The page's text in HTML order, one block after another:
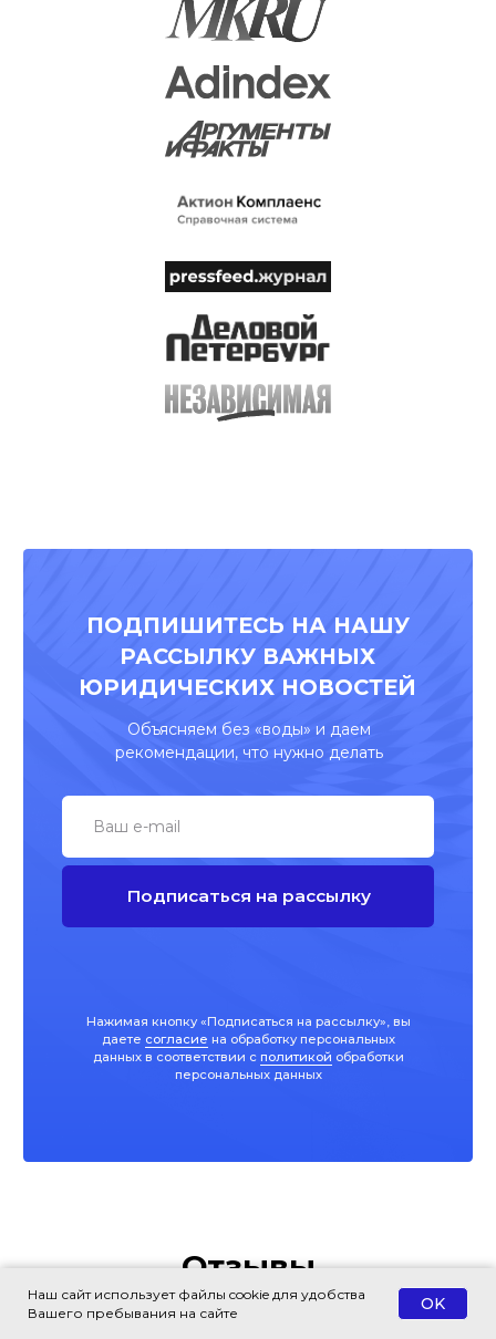
Отзывы
Наш сайт использует файлы cookie для удобства
Вашего пребывания на сайте
OK